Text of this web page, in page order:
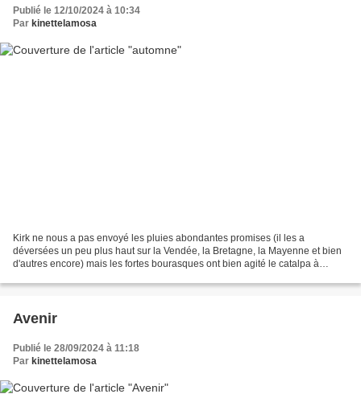
Publié le 12/10/2024 à 10:34
Par kinettelamosa
Kirk ne nous a pas envoyé les pluies abondantes promises (il les a
déversées un peu plus haut sur la Vendée, la Bretagne, la Mayenne et bien
d'autres encore) mais les fortes bourasques ont bien agité le catalpa à
Avenir
Publié le 28/09/2024 à 11:18
Par kinettelamosa